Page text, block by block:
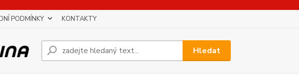
PODMÍNKY KONTAKTY
Hledat